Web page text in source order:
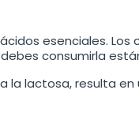
esenciales. Los
consumirla
la lactosa, resulta